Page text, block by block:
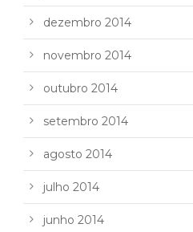
dezembro 2014
novembro 2014
outubro 2014
setembro 2014
agosto 2014
julho 2014
junho 2014